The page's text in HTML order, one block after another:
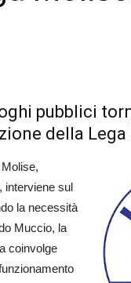
pubblici
della
interviene sul
la necessità
Muccio, la
coinvolge